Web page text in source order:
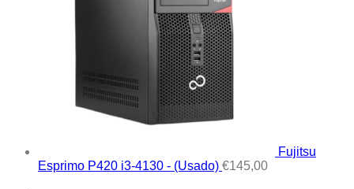
Fujitsu
Esprimo P420 i3-4130 - (Usado) €145,00